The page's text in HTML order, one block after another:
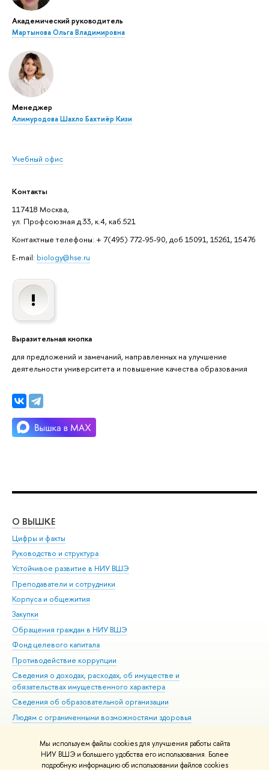
Мы используем файлы cookies для улучшения работы сайта
НИУ ВШЭ и большего удобства его использования. Более
подробную информацию об использовании файлов cookies
Академический руководитель
Мартынова Ольга Владимировна
Менеджер
Алимуродова Шахло Бахтиёр Кизи
Учебный офис
Контакты
117418 Москва,
ул. Профсоюзная д.33, к.4, каб.521
Контактные телефоны: + 7(495) 772-95-90, доб 15091, 15261, 15476
E-mail: biology@hse.ru
Выразительная кнопка
для предложений и замечаний, направленных на улучшение
деятельности университета и повышение качества образования
О ВЫШКЕ
Цифры и факты
Руководство и структура
Устойчивое развитие в НИУ ВШЭ
Преподаватели и сотрудники
Корпуса и общежития
Закупки
Обращения граждан в НИУ ВШЭ
Фонд целевого капитала
Противодействие коррупции
Сведения о доходах, расходах, об имуществе и
обязательствах имущественного характера
Сведения об образовательной организации
Людям с ограниченными возможностями здоровья
Работа в Вышке